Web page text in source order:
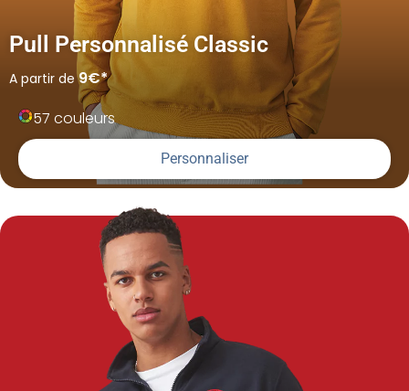
Pull Personnalisé Classic
A partir de9€*
57 couleurs
Personnaliser